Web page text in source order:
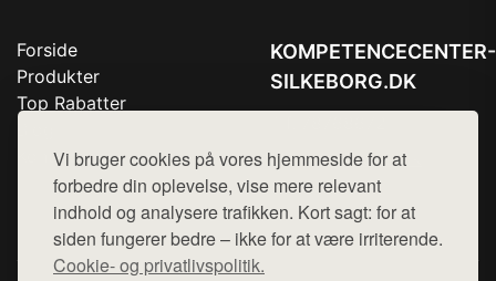
Vi bruger cookies på vores hjemmeside for at
forbedre din oplevelse, vise mere relevant
indhold og analysere trafikken. Kort sagt: for at
siden fungerer bedre – ikke for at være irriterende.
Cookie- og privatlivspolitik.
Forside
Produkter
Top Rabatter
Kontakt
KOMPETENCECENTER-
SILKEBORG.DK
Mail:hej@want.dk
Cookie- og privatlivspolitik